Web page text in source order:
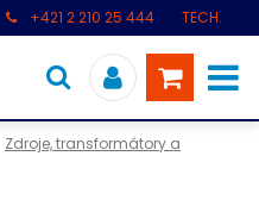
+421 2 210 25 444
TECH.
Zdroje, transformátory a